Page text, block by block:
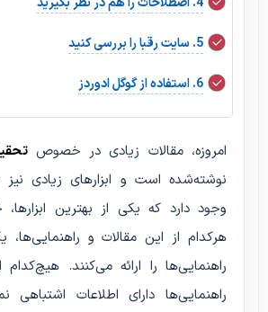
5. سایت رقبا را بررسی کنید
6. استفاده از گوگل ادوردز
امروزه، مقالات زیادی در خصوص
نوشته‌شده است و ابزارهای زیادی
وجود دارد که یکی از بهترین
هرکدام از این مقالات و
راهنمایی‌ها را ارائه می‌کنند.
راهنمایی‌ها دارای اطلاعات اشتباهی